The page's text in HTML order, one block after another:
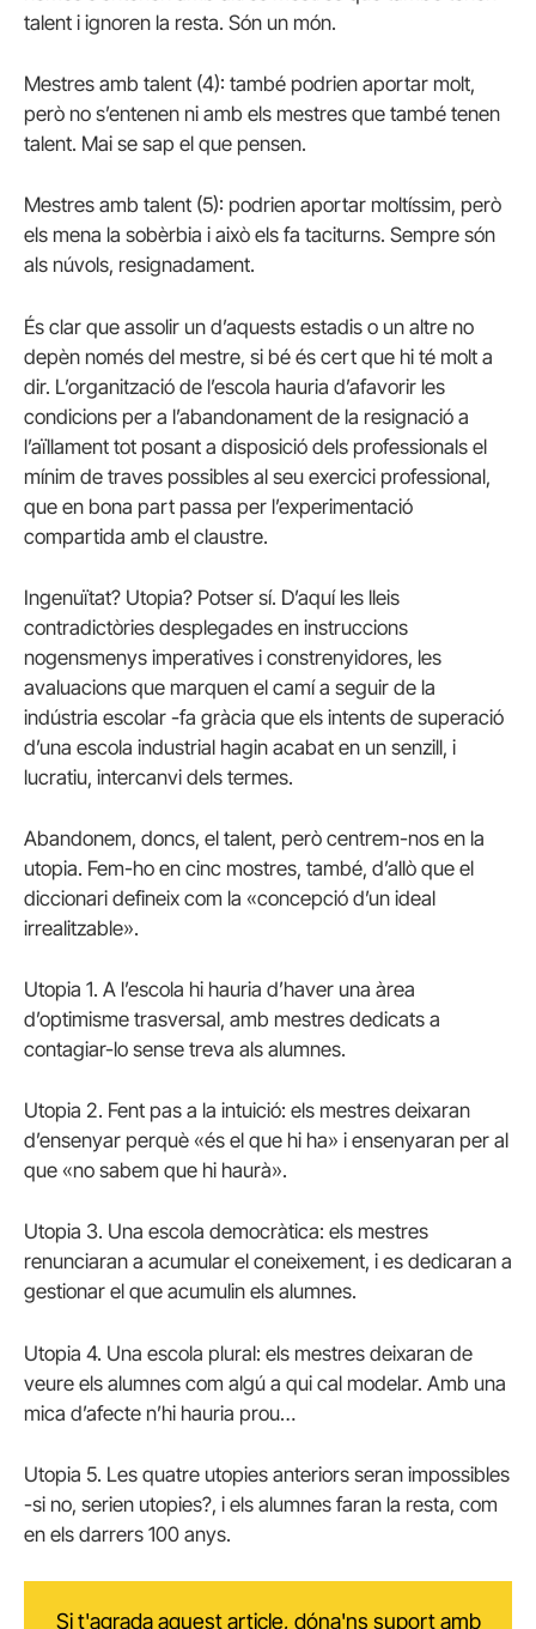
talent i ignoren la resta. Són un món.
Mestres amb talent (4): també podrien aportar molt,
però no s’entenen ni amb els mestres que també tenen
talent. Mai se sap el que pensen.
Mestres amb talent (5): podrien aportar moltíssim, però
els mena la sobèrbia i això els fa taciturns. Sempre són
als núvols, resignadament.
És clar que assolir un d’aquests estadis o un altre no
depèn només del mestre, si bé és cert que hi té molt a
dir. L’organització de l’escola hauria d’afavorir les
condicions per a l’abandonament de la resignació a
l’aïllament tot posant a disposició dels professionals el
mínim de traves possibles al seu exercici professional,
que en bona part passa per l’experimentació
compartida amb el claustre.
Ingenuïtat? Utopia? Potser sí. D’aquí les lleis
contradictòries desplegades en instruccions
nogensmenys imperatives i constrenyidores, les
avaluacions que marquen el camí a seguir de la
indústria escolar -fa gràcia que els intents de superació
d’una escola industrial hagin acabat en un senzill, i
lucratiu­, intercanvi dels termes.
Abandonem, doncs, el talent, però centrem-nos en la
utopia. Fem-ho en cinc mostres, també, d’allò que el
diccionari defineix com la «concepció d’un ideal
irrealitzable».
Utopia 1. A l’escola hi hauria d’haver una àrea
d’optimisme trasversal, amb mestres dedicats a
contagiar-lo sense treva als alumnes.
Utopia 2. Fent pas a la intuició: els mestres deixaran
d’ensenyar perquè «és el que hi ha» i ensenyaran per al
que «no sabem que hi haurà».
Utopia 3. Una escola democràtica: els mestres
renunciaran a acumular el coneixement, i es dedicaran a
gestionar el que acumulin els alumnes.
Utopia 4. Una escola plural: els mestres deixaran de
veure els alumnes com algú a qui cal modelar. Amb una
mica d’afecte n’hi hauria prou…
Utopia 5. Les quatre utopies anteriors seran impossibles
-si no, serien utopies?, i els alumnes faran la resta, com
en els darrers 100 anys.
Si t'agrada aquest article, dóna'ns suport amb